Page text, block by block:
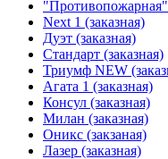
"Противопожарная"
Next 1 (заказная)
Дуэт (заказная)
Стандарт (заказная)
Триумф NEW
Агата 1 (заказная)
Консул (заказная)
Милан (заказная)
Оникс (закзаная)
Лазер (заказная)